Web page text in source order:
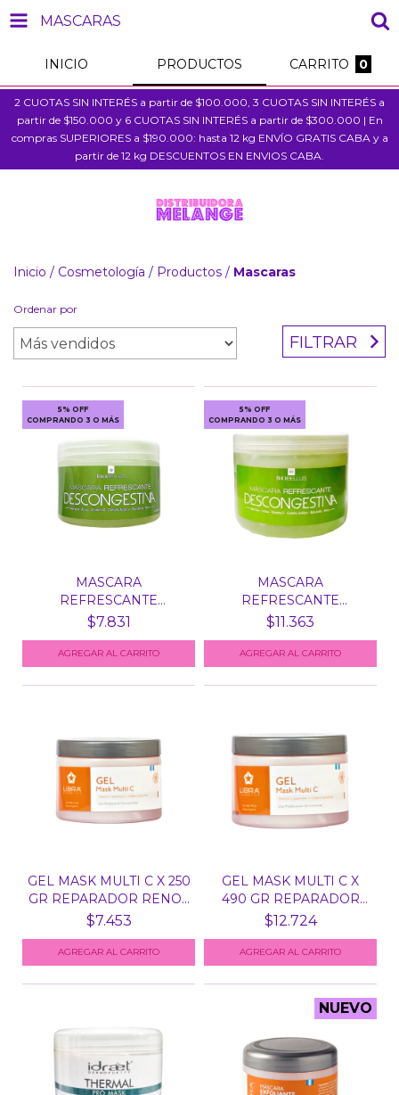
MASCARAS
INICIO PRODUCTOS CARRITO 0
2 CUOTAS SIN INTERÉS a partir de $100.000, 3 CUOTAS SIN INTERÉS a
partir de $150.000 y 6 CUOTAS SIN INTERÉS a partir de $300.000 | En
compras SUPERIORES a $190.000: hasta 12 kg ENVÍO GRATIS CABA y a
partir de 12 kg DESCUENTOS EN ENVIOS CABA.
Inicio / Cosmetología / Productos / Mascaras
Ordenar por
FILTRAR
5% OFF
COMPRANDO 3 O MÁS
MASCARA
REFRESCANTE
DESCONGESTIVA X 250...
$7.831
5% OFF
COMPRANDO 3 O MÁS
MASCARA
REFRESCANTE
DESCONGESTIVA X 500...
$11.363
GEL MASK MULTI C X 250
GR REPARADOR RENO...
$7.453
GEL MASK MULTI C X
490 GR REPARADOR
RENO...
$12.724
NUEVO